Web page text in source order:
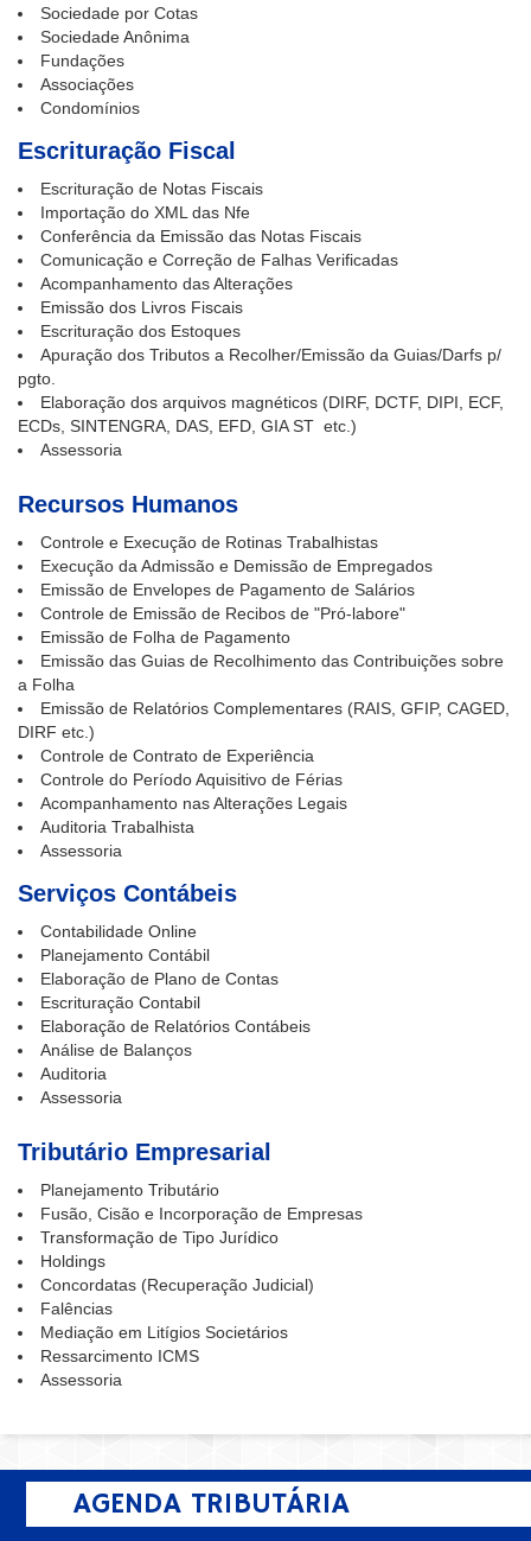
Sociedade por Cotas
Sociedade Anônima
Fundações
Associações
Condomínios
Escrituração Fiscal
Escrituração de Notas Fiscais
Importação do XML das Nfe
Conferência da Emissão das Notas Fiscais
Comunicação e Correção de Falhas Verificadas
Acompanhamento das Alterações
Emissão dos Livros Fiscais
Escrituração dos Estoques
Apuração dos Tributos a Recolher/Emissão da Guias/Darfs p/
pgto.
Elaboração dos arquivos magnéticos (DIRF, DCTF, DIPI, ECF,
ECDs, SINTENGRA, DAS, EFD, GIA ST etc.)
Assessoria
Recursos Humanos
Controle e Execução de Rotinas Trabalhistas
Execução da Admissão e Demissão de Empregados
Emissão de Envelopes de Pagamento de Salários
Controle de Emissão de Recibos de "Pró-labore"
Emissão de Folha de Pagamento
Emissão das Guias de Recolhimento das Contribuições sobre
a Folha
Emissão de Relatórios Complementares (RAIS, GFIP, CAGED,
DIRF etc.)
Controle de Contrato de Experiência
Controle do Período Aquisitivo de Férias
Acompanhamento nas Alterações Legais
Auditoria Trabalhista
Assessoria
Serviços Contábeis
Contabilidade Online
Planejamento Contábil
Elaboração de Plano de Contas
Escrituração Contabil
Elaboração de Relatórios Contábeis
Análise de Balanços
Auditoria
Assessoria
Tributário Empresarial
Planejamento Tributário
Fusão, Cisão e Incorporação de Empresas
Transformação de Tipo Jurídico
Holdings
Concordatas (Recuperação Judicial)
Falências
Mediação em Litígios Societários
Ressarcimento ICMS
Assessoria
AGENDA TRIBUTÁRIA